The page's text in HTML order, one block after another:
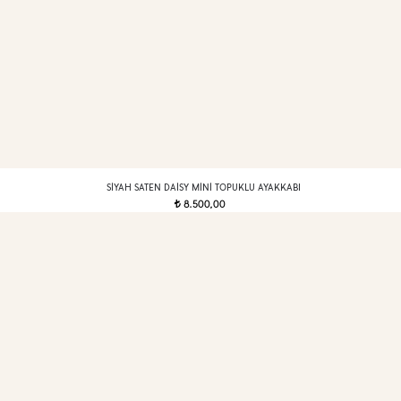
SIYAH SATEN DAISY MINI TOPUKLU AYAKKABI
t8.500,00